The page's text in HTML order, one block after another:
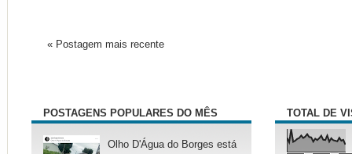
« Postagem mais recente
POSTAGENS POPULARES DO MÊS
Olho D'Água do Borges está
TOTAL DE